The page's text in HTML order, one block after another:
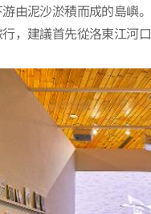
由泥沙淤積而成的島嶼
，建議首先從洛東江河